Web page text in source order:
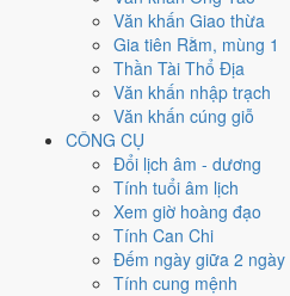
Văn khấn Giao thừa
Gia tiên Rằm, mùng 1
Thần Tài Thổ Địa
Văn khấn nhập trạch
Văn khấn cúng giỗ
CÔNG CỤ
Đổi lịch âm - dương
Tính tuổi âm lịch
Xem giờ hoàng đạo
Tính Can Chi
Đếm ngày giữa 2 ngày
Tính cung mệnh
Cưới hỏi - đính hôn
Xấu
Cưới hỏi - đính hôn hôm nay ở
, nhưng Trực Phá, Ngày
giảm điểm.
Cách tính ngày tốt
Khai trương - mở cửa hàng
Xấu
Khai trương - mở cửa hàng
Phá, Ngày Hắc Đạo và Ngày
Cách tính ngày tốt